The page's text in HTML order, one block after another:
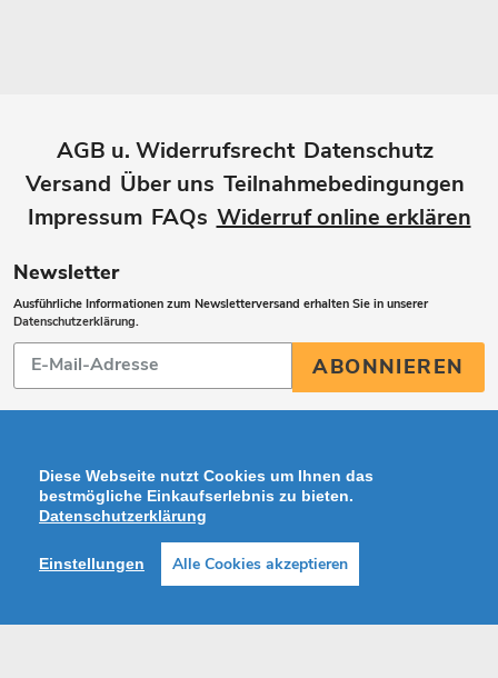
AGB u. Widerrufsrecht Datenschutz
Versand Über uns Teilnahmebedingungen
Impressum FAQs Widerruf online erklären
Newsletter
Ausführliche Informationen zum Newsletterversand erhalten Sie in unserer
Datenschutzerklärung.
Abonnieren
Sie
unsere
ABONNIEREN
Zahlungsarten
Instagram
Diese Webseite nutzt Cookies um Ihnen das
bestmögliche Einkaufserlebnis zu bieten.
Datenschutzerklärung
Einstellungen Alle Cookies akzeptieren